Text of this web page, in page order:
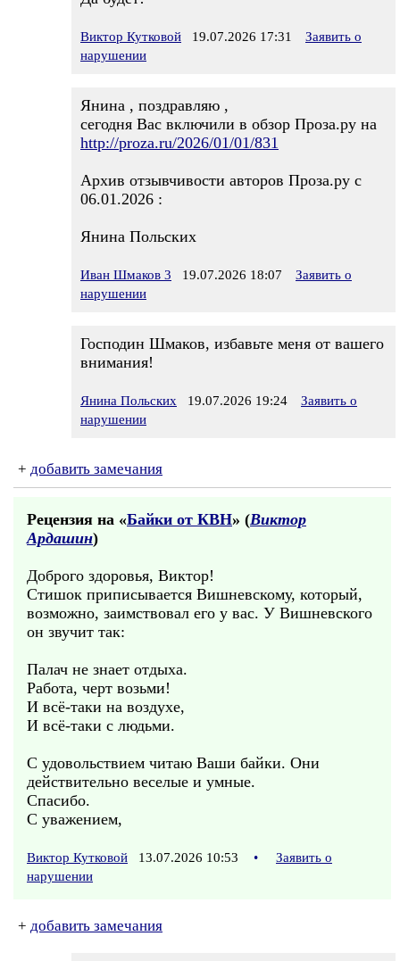
Виктор Кутковой 19.07.2026 17:31
Заявить о
нарушении
Янина , поздравляю ,
сегодня Вас включили в обзор Проза.ру на
http://proza.ru/2026/01/01/831
Архив отзывчивости авторов Проза.ру с
06.01.2026 :
Янина Польских
Иван Шмаков 3 19.07.2026 18:07
Заявить о
нарушении
Господин Шмаков, избавьте меня от вашего
внимания!
Янина Польских 19.07.2026 19:24
Заявить о
нарушении
+ добавить замечания
Рецензия на «Байки от КВН» (Виктор
Ардашин)
Доброго здоровья, Виктор!
Стишок приписывается Вишневскому, который,
возможно, заимствовал его у вас. У Вишневского
он звучит так:
Палач не знает отдыха.
Работа, черт возьми!
И всё-таки на воздухе,
И всё-таки с людьми.
С удовольствием читаю Ваши байки. Они
действительно веселые и умные.
Спасибо.
С уважением,
Виктор Кутковой 13.07.2026 10:53 •
Заявить о
нарушении
+ добавить замечания